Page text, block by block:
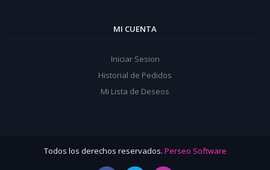
MI CUENTA
Iniciar Sesion
Historial de Pedidos
Mi Lista de Deseos
Todos los derechos reservados. Perseo Software